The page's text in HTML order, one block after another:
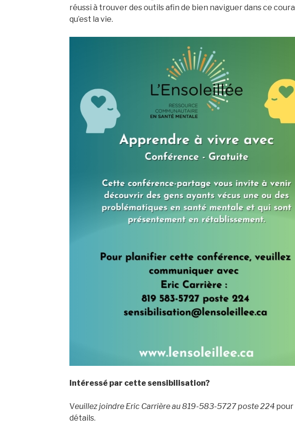
réussi à trouver des outils afin de bien naviguer dans ce
qu’est la vie.
Intéressé par cette sensibilisation?
Veuillez joindre Eric Carrière au 819-583-5727 poste 224pour
détails.